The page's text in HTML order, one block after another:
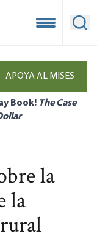
Open
APOYA AL MISES
Book! The Case
la
la